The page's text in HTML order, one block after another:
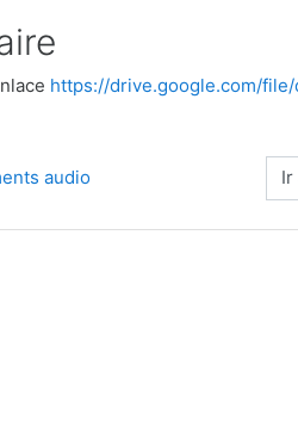
https://drive.google.com/file/
audio Ir a...